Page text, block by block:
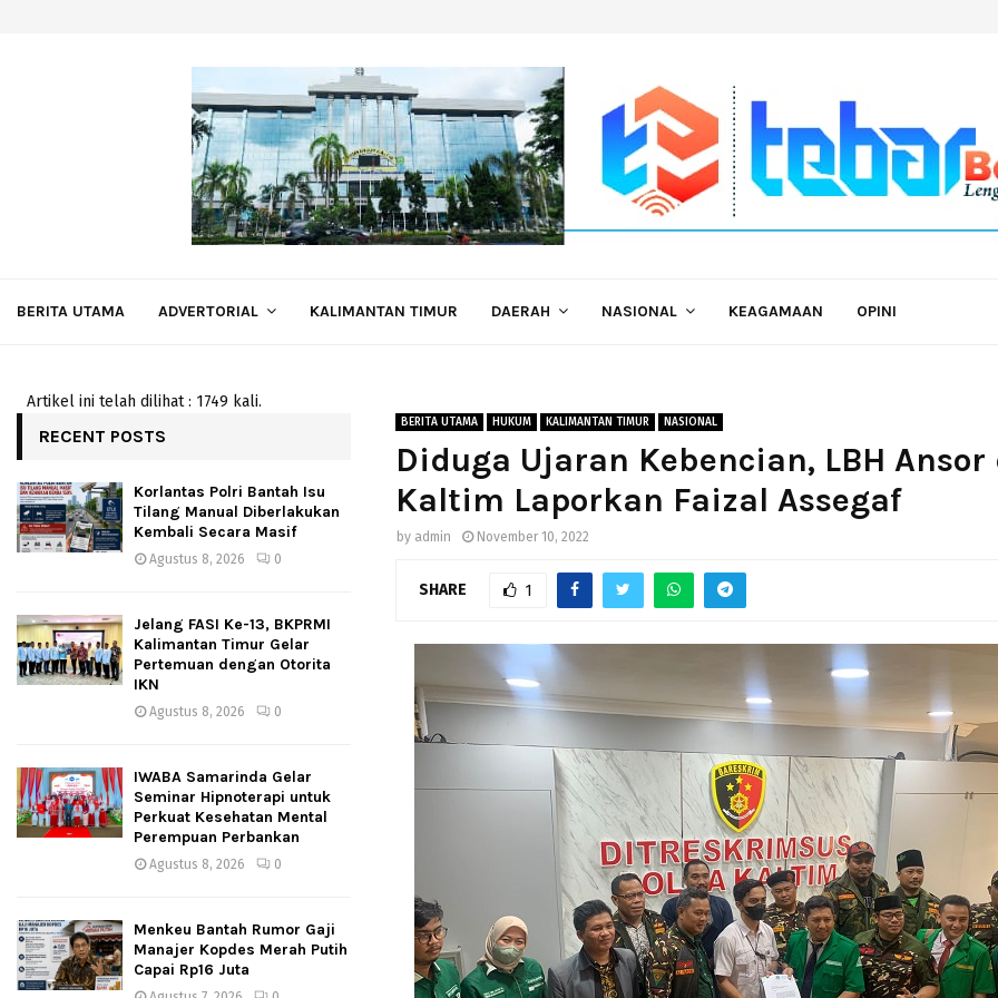
BERITA UTAMA ADVERTORIAL KALIMANTAN TIMUR DAERAH NASIONAL KEAGAMAAN OPINI
Artikel ini telah dilihat : 1749 kali.
BERITA UTAMA HUKUM KALIMANTAN TIMUR NASIONAL
Diduga Ujaran Kebencian, LBH Ansor
Kaltim Laporkan Faizal Assegaf
by admin November 10, 2022
SHARE 1
RECENT POSTS
Korlantas Polri Bantah Isu
Tilang Manual Diberlakukan
Kembali Secara Masif
Agustus 8, 2026 0
Jelang FASI Ke-13, BKPRMI
Kalimantan Timur Gelar
Pertemuan dengan Otorita
IKN
Agustus 8, 2026 0
IWABA Samarinda Gelar
Seminar Hipnoterapi untuk
Perkuat Kesehatan Mental
Perempuan Perbankan
Agustus 8, 2026 0
Menkeu Bantah Rumor Gaji
Manajer Kopdes Merah Putih
Capai Rp16 Juta